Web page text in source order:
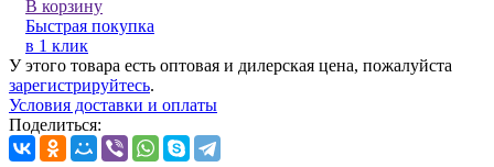
В корзину
Быстрая покупка
в 1 клик
У этого товара есть оптовая и дилерская цена, пожалуйста
зарегистрируйтесь.
Условия доставки и оплаты
Поделиться: